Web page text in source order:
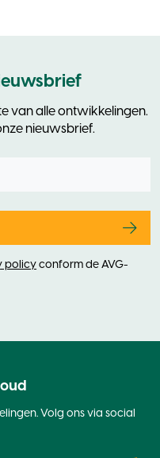
van alle ontwikkelingen.
nieuwsbrief.
policy conform de AVG-
Volg ons via social